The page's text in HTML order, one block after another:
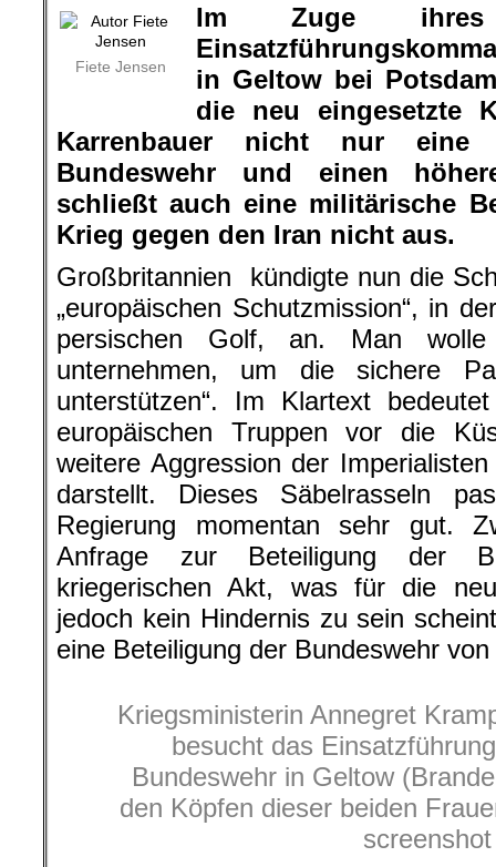
Fiete Jensen
Im Zuge ihres
in Geltow bei
die neu eingesetzte
Karrenbauer nicht nur eine
Bundeswehr und einen
schließt auch eine militärische
Krieg gegen den Iran nicht aus.
Großbritannien kündigte nun die
„europäischen Schutzmission“, in
persischen Golf, an. Man wolle
unternehmen, um die sichere
unterstützen“. Im Klartext
europäischen Truppen vor die
weitere Aggression der
darstellt. Dieses Säbelrasseln
Regierung momentan sehr gut.
Anfrage zur Beteiligung der
kriegerischen Akt, was für die
jedoch kein Hindernis zu sein
eine Beteiligung der Bundeswehr
Kriegsministerin Annegret
besucht das
Bundeswehr in Geltow
den Köpfen dieser beiden
screenshot